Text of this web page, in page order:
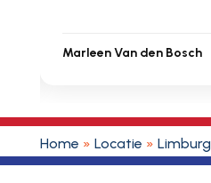
Michiel Uitdenbongerd
Home » Locatie » Limburg